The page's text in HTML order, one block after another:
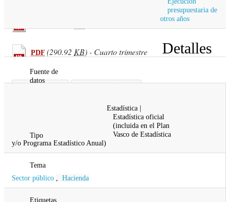
PDF (290.92 KB) - Cuarto trimestre
presupuestaria de
otros años
Detalles
Fuente de
datos
Gobierno Vasco
Hacienda y Finanzas
Tipo
Estadística |
Estadística oficial
(incluida en el Plan
Vasco de Estadística
y/o Programa Estadístico Anual)
Tema
Sector público
Hacienda
Etiquetas